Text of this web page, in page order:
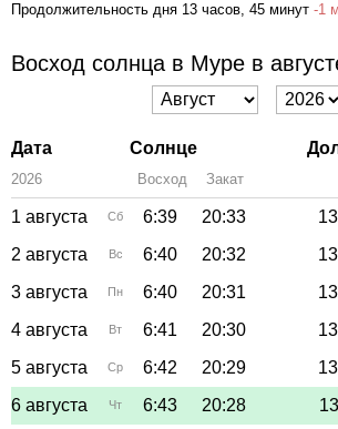
Продолжительность дня 13 часов, 45 минут -1
Восход солнца в Муре в
Дата Солнце
2026 Восход Закат
1 августа Сб 6:39 20:33
2 августа
Вс 6:40 20:32
3 августа
Пн 6:40 20:31
4 августа
Вт 6:41 20:30
5 августа
Ср 6:42 20:29
6 августа
Чт 6:43 20:28